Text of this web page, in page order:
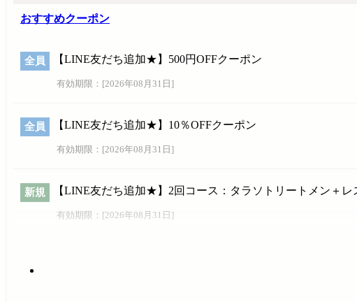
おすすめクーポン
全員 【LINE友だち追加★】500円OFFクーポン
有効期限：[2026年08月31日 ]
全員 【LINE友だち追加★】10％OFFクーポン
有効期限：[2026年08月31日 ]
新規 【LINE友だち追加★】2回コース：タラソトリートメン＋レ
有効期限：[2026年08月31日 ]